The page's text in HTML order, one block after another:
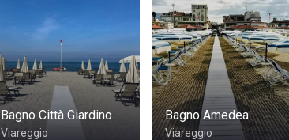
Bagno Città Giardino
Viareggio
Bagno Amedea
Viareggio